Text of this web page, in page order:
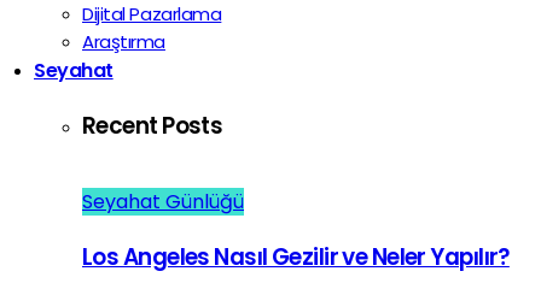
Dijital Pazarlama
Araştırma
Seyahat
Recent Posts
Seyahat Günlüğü
Los Angeles Nasıl Gezilir ve Neler Yapılır?